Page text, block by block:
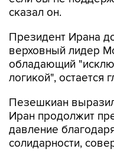
сказал он.
Президент Ирана
верховный лидер
обладающий
логикой", остается
Пезешкиан
Иран продолжит
давление
солидарности,